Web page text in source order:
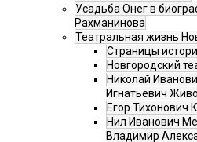
Усадьба Онег в
Рахманинова
Театральная жизнь
Страницы
Новгородский
Николай
Игнатьевич
Егор Тихонович
Нил Иванович
Владимир